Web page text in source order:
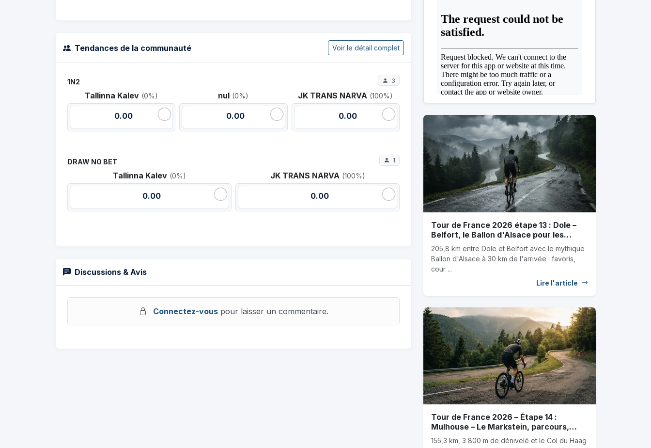
Tendances de la communauté Voir le détail complet
1N2 3
Tallinna Kalev (0%)
0.00
nul (0%)
0.00
JK TRANS NARVA (100%)
0.00
DRAW NO BET 1
Tallinna Kalev (0%)
0.00
JK TRANS NARVA (100%)
0.00
Discussions & Avis
Connectez-vouspour laisser un commentaire.
Tour de France 2026 étape 13 : Dole –
Belfort, le Ballon d'Alsace pour les
baroudeurs, favoris et outsiders
205,8 km entre Dole et Belfort avec le mythique
Ballon d'Alsace à 30 km de l'arrivée : favoris,
cour ...
Lire l'article
Tour de France 2026 – Étape 14 :
Mulhouse – Le Markstein, parcours,
favoris et coureurs sous-cotés
155,3 km, 3 800 m de dénivelé et le Col du Haag